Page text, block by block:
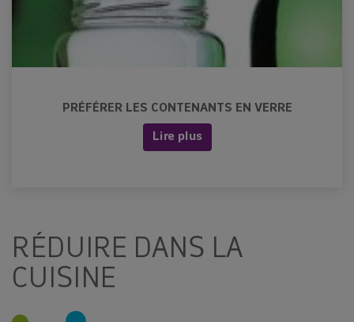
PRÉFÉRER LES CONTENANTS EN VERRE
Lire plus
RÉDUIRE DANS LA
CUISINE